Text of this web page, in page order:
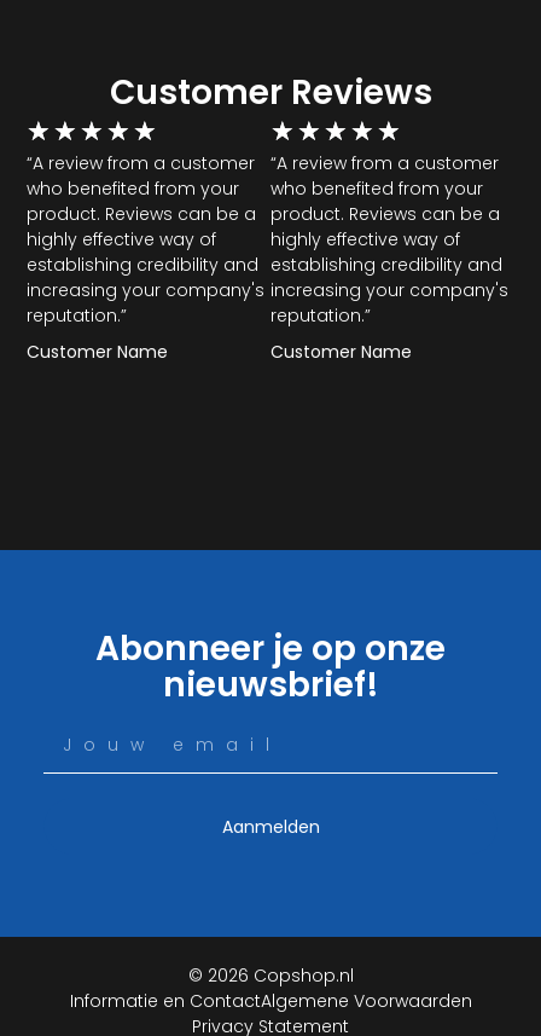
Customer Reviews
★ ★ ★ ★ ★
“A review from a customer
who benefited from your
product. Reviews can be a
highly effective way of
establishing credibility and
increasing your company's
reputation.”
Customer Name
★ ★ ★ ★ ★
“A review from a customer
who benefited from your
product. Reviews can be a
highly effective way of
establishing credibility and
increasing your company's
reputation.”
Customer Name
Abonneer je op onze
nieuwsbrief!
Aanmelden
© 2026 Copshop.nl
Informatie en ContactAlgemene Voorwaarden
Privacy Statement